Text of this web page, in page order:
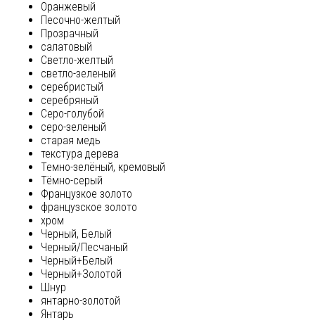
Оранжевый
Песочно-желтый
Прозрачный
салатовый
Светло-желтый
светло-зеленый
серебристый
серебряный
Серо-голубой
серо-зеленый
старая медь
текстура дерева
Темно-зелёный, кремовый
Тёмно-серый
Французкое золото
французское золото
хром
Черный, Белый
Черный/Песчаный
Черный+Белый
Черный+Золотой
Шнур
янтарно-золотой
Янтарь